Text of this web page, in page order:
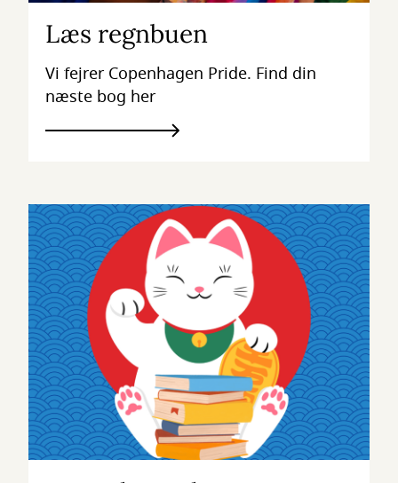
Læs regnbuen
Vi fejrer Copenhagen Pride. Find din
næste bog her